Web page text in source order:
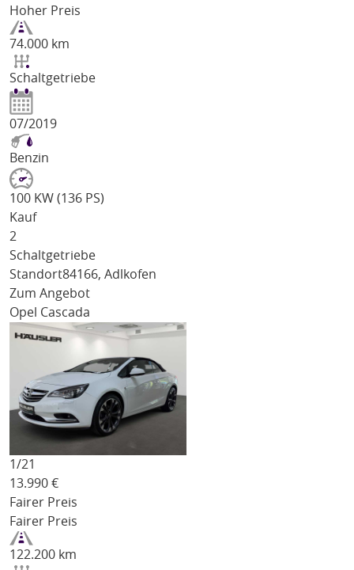
Hoher Preis
74.000 km
Schaltgetriebe
07/2019
Benzin
100 KW (136 PS)
Kauf
2
Schaltgetriebe
Standort84166, Adlkofen
Zum Angebot
Opel Cascada
1/21
13.990 €
Fairer Preis
Fairer Preis
122.200 km